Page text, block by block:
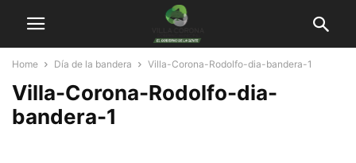
Home Día de la bandera Villa-Corona-Rodolfo-dia-bandera-1
Villa-Corona-Rodolfo-dia-
bandera-1